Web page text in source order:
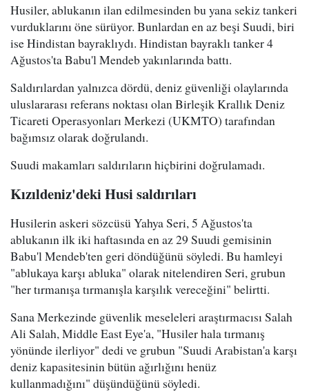
Husiler, ablukanın ilan edilmesinden bu yana sekiz tankeri
vurduklarını öne sürüyor. Bunlardan en az beşi Suudi, biri
ise Hindistan bayraklıydı. Hindistan bayraklı tanker 4
Ağustos'ta Babu'l Mendeb yakınlarında battı.
Saldırılardan yalnızca dördü, deniz güvenliği olaylarında
uluslararası referans noktası olan Birleşik Krallık Deniz
Ticareti Operasyonları Merkezi (UKMTO) tarafından
bağımsız olarak doğrulandı.
Suudi makamları saldırıların hiçbirini doğrulamadı.
Kızıldeniz'deki Husi saldırıları
Husilerin askeri sözcüsü Yahya Seri, 5 Ağustos'ta
ablukanın ilk iki haftasında en az 29 Suudi gemisinin
Babu'l Mendeb'ten geri döndüğünü söyledi. Bu hamleyi
"ablukaya karşı abluka" olarak nitelendiren Seri, grubun
"her tırmanışa tırmanışla karşılık vereceğini" belirtti.
Sana Merkezinde güvenlik meseleleri araştırmacısı Salah
Ali Salah, Middle East Eye'a, "Husiler hala tırmanış
yönünde ilerliyor" dedi ve grubun "Suudi Arabistan'a karşı
deniz kapasitesinin bütün ağırlığını henüz
kullanmadığını" düşündüğünü söyledi.